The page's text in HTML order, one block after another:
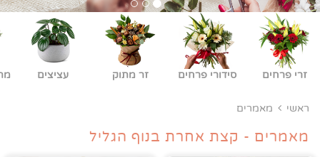
זרי פרחים סידורי פרחים זר מתוק עציצים
ראשי מאמרים
מאמרים - קצת אחרת בנוף הגליל